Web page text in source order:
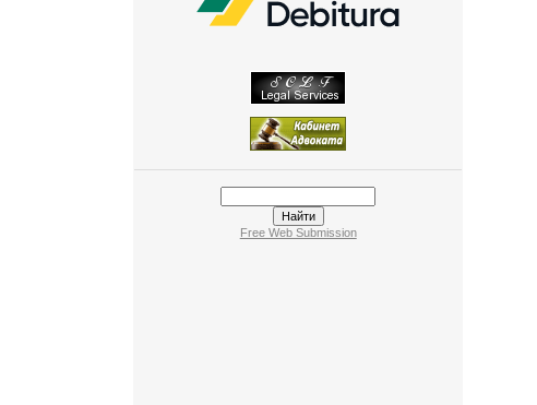
Free Web Submission